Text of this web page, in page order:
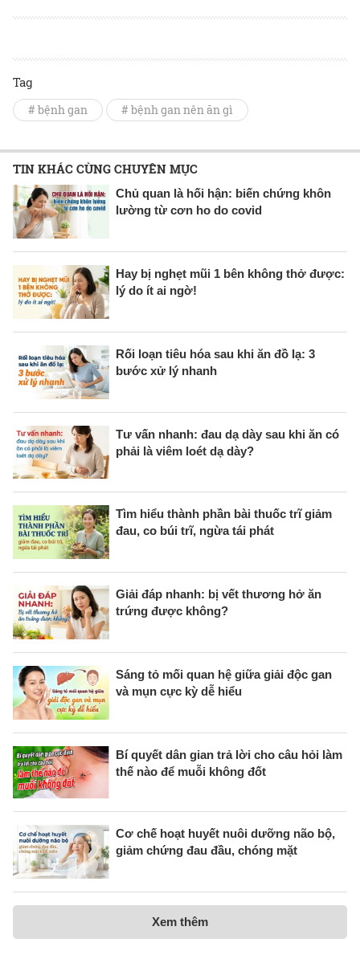
Tag
# bệnh gan # bệnh gan nên ăn gì
TIN KHÁC CÙNG CHUYÊN MỤC
Chủ quan là hối hận: biến chứng khôn
lường từ cơn ho do covid
Hay bị nghẹt mũi 1 bên không thở được:
lý do ít ai ngờ!
Rối loạn tiêu hóa sau khi ăn đồ lạ: 3
bước xử lý nhanh
Tư vấn nhanh: đau dạ dày sau khi ăn có
phải là viêm loét dạ dày?
Tìm hiểu thành phần bài thuốc trĩ giảm
đau, co búi trĩ, ngừa tái phát
Giải đáp nhanh: bị vết thương hở ăn
trứng được không?
Sáng tỏ mối quan hệ giữa giải độc gan
và mụn cực kỳ dễ hiểu
Bí quyết dân gian trả lời cho câu hỏi làm
thế nào để muỗi không đốt
Cơ chế hoạt huyết nuôi dưỡng não bộ,
giảm chứng đau đầu, chóng mặt
Xem thêm